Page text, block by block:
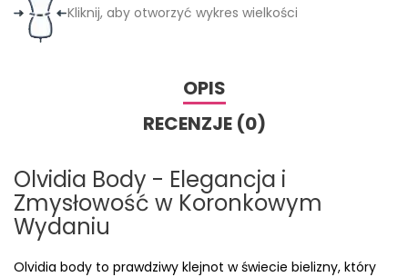
Kliknij, aby otworzyć wykres wielkości
OPIS
RECENZJE (0)
Olvidia Body - Elegancja i
Zmysłowość w Koronkowym
Wydaniu
Olvidia body to prawdziwy klejnot w świecie bielizny, który